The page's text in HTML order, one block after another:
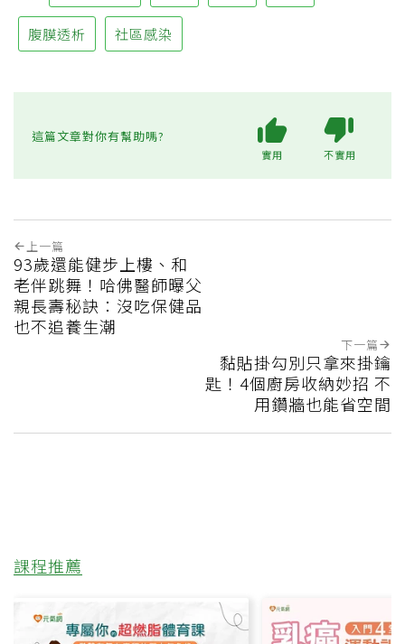
腹膜透析 社區感染
這篇文章對你有幫助嗎?
實用 不實用
上一篇
93歲還能健步上樓、和
老伴跳舞！哈佛醫師曝父
親長壽秘訣：沒吃保健品
也不追養生潮
下一篇
黏貼掛勾別只拿來掛鑰
匙！4個廚房收納妙招 不
用鑽牆也能省空間
課程推薦